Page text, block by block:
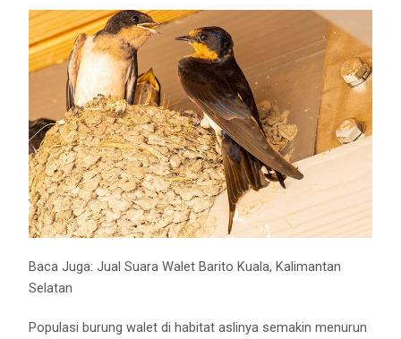
Baca Juga:Jual Suara Walet Barito Kuala, Kalimantan
Selatan
Populasi burung walet di habitat aslinya semakin menurun